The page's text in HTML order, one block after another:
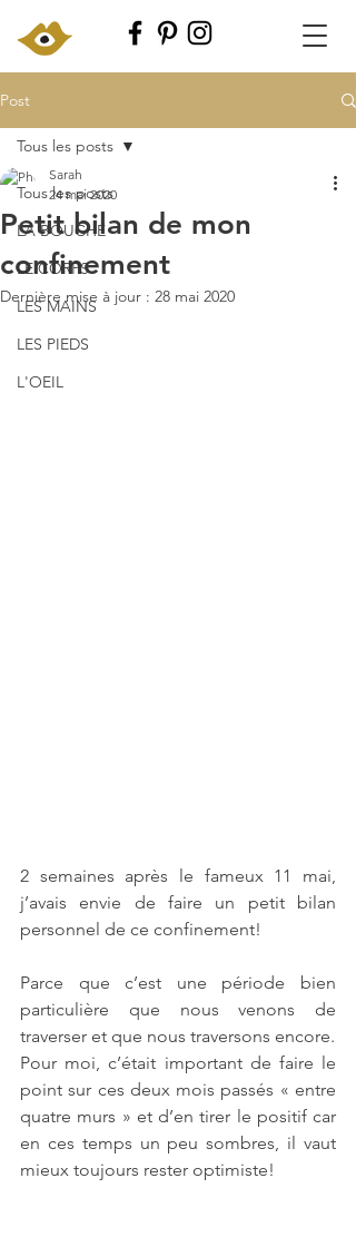
Post
Tous les posts
LA BOUCHE
LE CORPS
LES MAINS
LES PIEDS
L'OEIL
Tous les posts
Petit bilan de mon
confinement
Sarah
24 mai 2020
Dernière mise à jour : 28 mai 2020
2 semaines après le fameux 11 mai,
j’avais envie de faire un petit bilan
personnel de ce confinement!
Parce que c’est une période bien
particulière que nous venons de
traverser et que nous traversons encore.
Pour moi, c’était important de faire le
point sur ces deux mois passés « entre
quatre murs » et d’en tirer le positif car
en ces temps un peu sombres, il vaut
mieux toujours rester optimiste!